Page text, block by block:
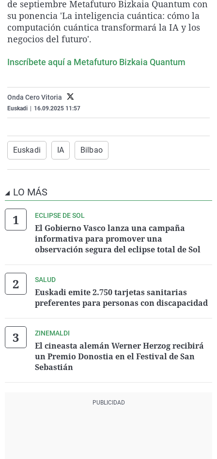
La rosa de los vientos
Gente viajera
Caso
Retornados
Operación Viuda
Extremadura
Galicia
Navarra
Virales
Televisión
de septiembre Metafuturo Bizkaia Quantum con
su ponencia 'La inteligencia cuántica: cómo la
computación cuántica transformará la IA y los
negocios del futuro'.
Inscríbete aquí a Metafuturo Bizkaia Quantum
Onda Cero Vitoria
Euskadi 16.09.2025 11:57
Euskadi IA Bilbao
LO MÁS
ECLIPSE DE SOL
El Gobierno Vasco lanza una campaña
informativa para promover una
observación segura del eclipse total de Sol
SALUD
Euskadi emite 2.750 tarjetas sanitarias
preferentes para personas con discapacidad
ZINEMALDI
El cineasta alemán Werner Herzog recibirá
un Premio Donostia en el Festival de San
Sebastián